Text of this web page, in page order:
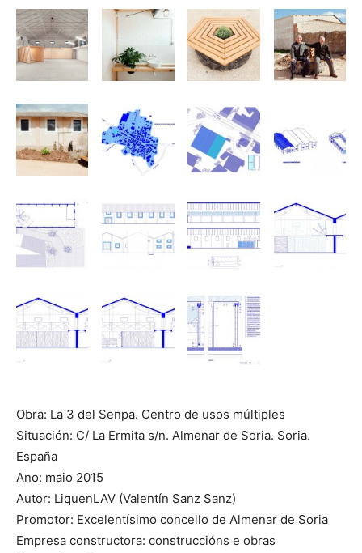
Obra: La 3 del Senpa. Centro de usos múltiples
Situación: C/ La Ermita s/n. Almenar de Soria. Soria.
España
Ano: maio 2015
Autor: LiquenLAV (Valentín Sanz Sanz)
Promotor: Excelentísimo concello de Almenar de Soria
Empresa constructora: construccións e obras